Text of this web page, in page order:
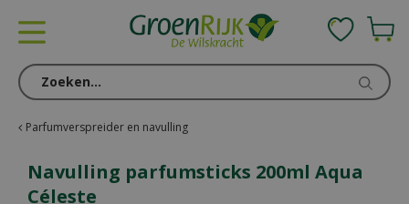
Parfumverspreider en navulling
Navulling parfumsticks 200ml Aqua
Céleste